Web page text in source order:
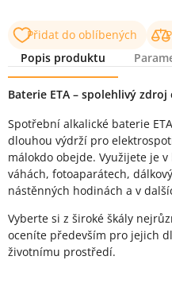
Přidat do oblíbených
Popis produktu
Popis produktu
Baterie ETA – spolehlivý zdroj
Spotřební alkalické baterie
dlouhou výdrží pro
málokdo obejde. Využijete je
váhách, fotoaparátech,
nástěnných hodinách a v
Vyberte si z široké škály
oceníte především pro jejich
životnímu prostředí.